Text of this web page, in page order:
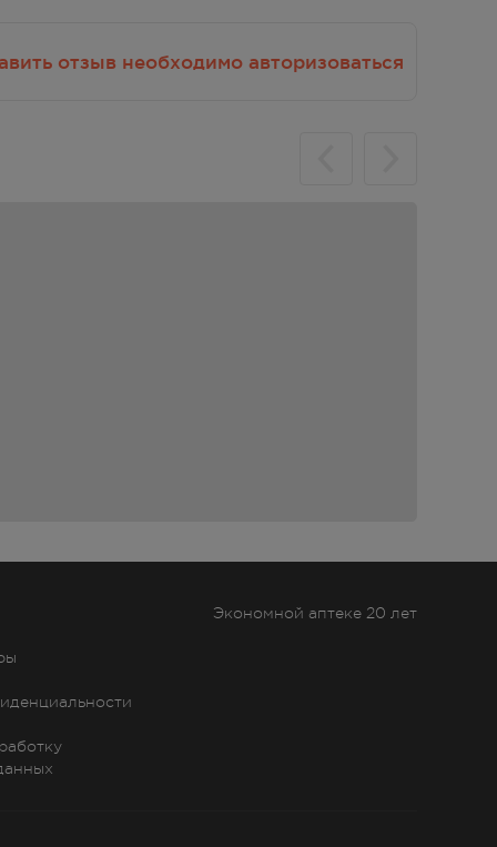
отзыв необходимо авторизоваться
Экономной аптеке 20 лет